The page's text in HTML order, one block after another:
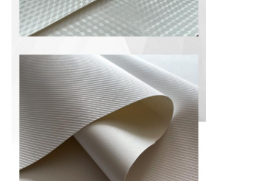
Lösemittelfreies PU-Leder
Automobilleder
Schuhe Ledermaterial
Handschuhe Leder